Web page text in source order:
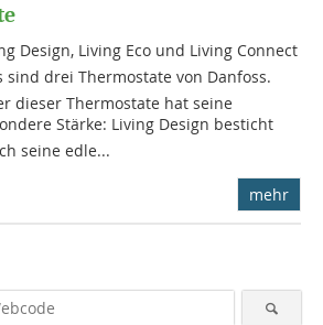
Design, Living Eco und Living Connect
sind drei Thermostate von Danfoss.
dieser Thermostate hat seine
Stärke: Living Design besticht
seine edle...
mehr